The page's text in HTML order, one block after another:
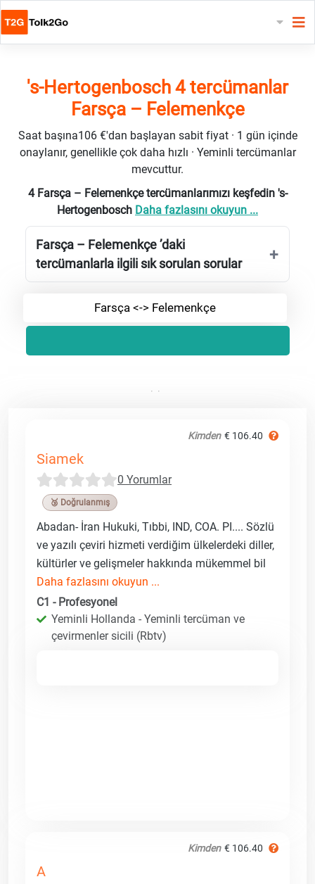
's-Hertogenbosch 4 tercümanlar
Farsça – Felemenkçe
Saat başına106 €'dan başlayan sabit fiyat · 1 gün içinde
onaylanır, genellikle çok daha hızlı · Yeminli tercümanlar
mevcuttur.
4 Farsça – Felemenkçe tercümanlarımızı keşfedin 's-
Hertogenbosch Daha fazlasını okuyun ...
Farsça – Felemenkçe ’daki
tercümanlarla ilgili sık sorulan sorular
Farsça <-> Felemenkçe
Kimden € 106.40
Siamek
0 Yorumlar
🥉 Doğrulanmış
Abadan- İran Hukuki, Tıbbi, IND, COA. PI.... Sözlü
ve yazılı çeviri hizmeti verdiğim ülkelerdeki diller,
kültürler ve gelişmeler hakkında mükemmel bil
Daha fazlasını okuyun ...
C1 - Profesyonel
Yeminli Hollanda - Yeminli tercüman ve
çevirmenler sicili (Rbtv)
Kimden € 106.40
A